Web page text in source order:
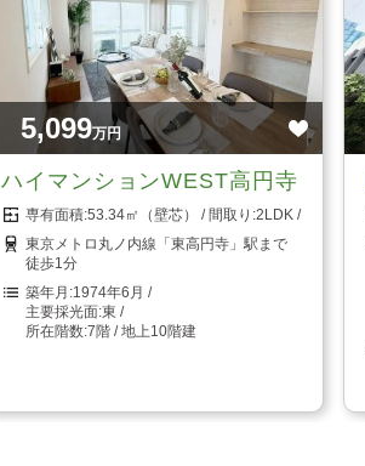
5,099万円
ハイマンションWEST高円寺
53.34㎡（壁芯）
2LDK
東京メトロ丸ノ内線「東高円寺」駅まで
徒歩1分
1974年6月
東
7階 / 地上10階建